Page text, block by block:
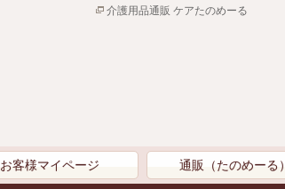
介護用品通販 ケアたのめーる
お客様マイページ 通販（たのめーる）